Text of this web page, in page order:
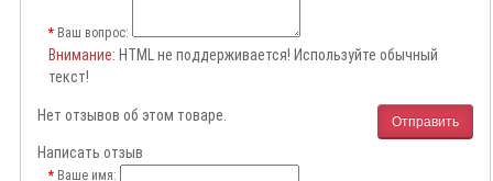
Ваш вопрос:
Внимание: HTML не поддерживается! Используйте обычный
текст!
Отправить
Нет отзывов об этом товаре.
Написать отзыв
Ваше имя: